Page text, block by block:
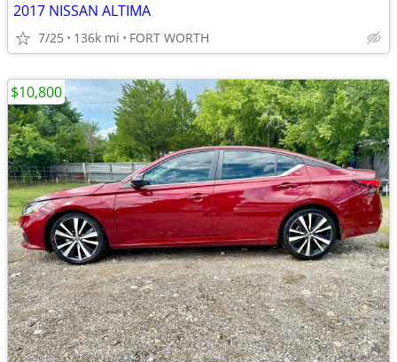
2017 NISSAN ALTIMA
7/25 136k mi FORT WORTH
$10,800